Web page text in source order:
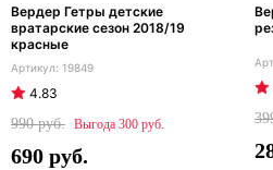
Вердер Гетры детские
вратарские сезон 2018/19
красные
19849
4.83
990
300
690